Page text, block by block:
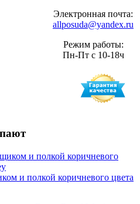
Электронная почта:
allposuda@yandex.ru
Режим работы:
Пн-Пт с 10-18ч
и полкой коричневого цвета